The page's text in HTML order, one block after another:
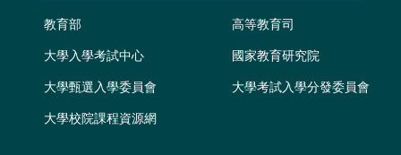
教育部 高等教育司
大學入學考試中心 國家教育研究院
大學甄選入學委員會 大學考試入學分發委員會
大學校院課程資源網